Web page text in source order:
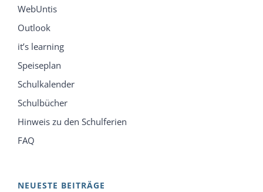
WebUntis
Outlook
it’s learning
Speiseplan
Schulkalender
Schulbücher
Hinweis zu den Schulferien
FAQ
NEUESTE BEITRÄGE